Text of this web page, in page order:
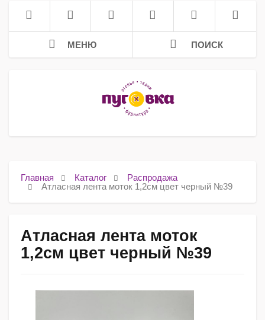
МЕНЮ ПОИСК
Главная Каталог
Распродажа
Атласная лента моток 1,2см цвет черный №39
Атласная лента моток
1,2см цвет черный №39